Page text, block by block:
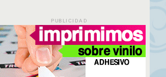
PUBLICIDAD